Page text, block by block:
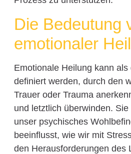
Die Bedeutung
emotionaler
Emotionale Heilung kann als
definiert werden, durch den
Trauer oder Trauma
und letztlich überwinden.
unser psychisches
beeinflusst, wie wir mit
den Herausforderungen des